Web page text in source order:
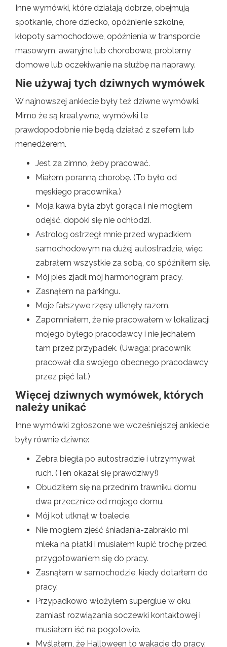
Inne wymówki, które działają dobrze, obejmują
spotkanie, chore dziecko, opóźnienie szkolne,
kłopoty samochodowe, opóźnienia w transporcie
masowym, awaryjne lub chorobowe, problemy
domowe lub oczekiwanie na służbę na naprawy.
Nie używaj tych dziwnych wymówek
W najnowszej ankiecie były też dziwne wymówki.
Mimo że są kreatywne, wymówki te
prawdopodobnie nie będą działać z szefem lub
menedżerem.
Jest za zimno, żeby pracować.
Miałem poranną chorobę. (To było od
męskiego pracownika.)
Moja kawa była zbyt gorąca i nie mogłem
odejść, dopóki się nie ochłodzi.
Astrolog ostrzegł mnie przed wypadkiem
samochodowym na dużej autostradzie, więc
zabrałem wszystkie za sobą, co spóźniłem się.
Mój pies zjadł mój harmonogram pracy.
Zasnąłem na parkingu.
Moje fałszywe rzęsy utknęły razem.
Zapomniałem, że nie pracowałem w lokalizacji
mojego byłego pracodawcy i nie jechałem
tam przez przypadek. (Uwaga: pracownik
pracował dla swojego obecnego pracodawcy
przez pięć lat.)
Więcej dziwnych wymówek, których
należy unikać
Inne wymówki zgłoszone we wcześniejszej ankiecie
były równie dziwne:
Zebra biegła po autostradzie i utrzymywał
ruch. (Ten okazał się prawdziwy!)
Obudziłem się na przednim trawniku domu
dwa przecznice od mojego domu.
Mój kot utknął w toalecie.
Nie mogłem zjeść śniadania-zabrakło mi
mleka na płatki i musiałem kupić trochę przed
przygotowaniem się do pracy.
Zasnąłem w samochodzie, kiedy dotarłem do
pracy.
Przypadkowo włożyłem superglue w oku
zamiast rozwiązania soczewki kontaktowej i
musiałem iść na pogotowie.
Myślałem, że Halloween to wakacje do pracy.